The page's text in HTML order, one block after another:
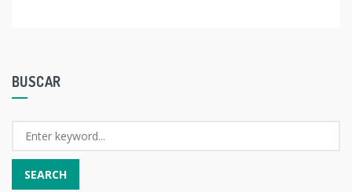
BUSCAR